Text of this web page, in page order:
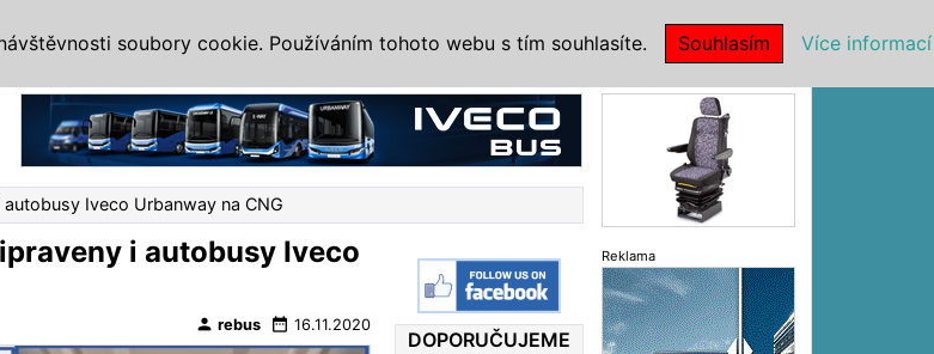
Iveco Urbanway na CNG
i autobusy Iveco
person rebus date_range 16.11.2020
DOPORUČUJEME
Reklama
soubory cookie. Používáním tohoto webu s tím souhlasíte. Souhlasím Více informací